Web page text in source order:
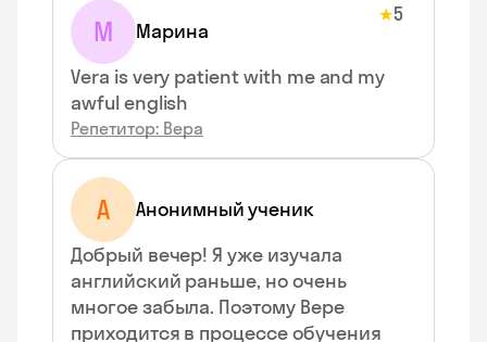
М Марина
★5
Vera is very patient with me and my
awful english
Репетитор: Вера
А
Анонимный ученик
Добрый вечер! Я уже изучала
английский раньше, но очень
многое забыла. Поэтому Вере
приходится в процессе обучения